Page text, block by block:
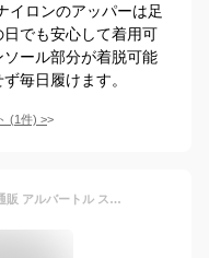
イロンのアッパーは足
でも安心して着用可
ール部分が着脱可能
毎日履けます。
(1件) >
スノーシューズ メンズ レディース 通販 アルバートル スノーブーツ ブラック 防寒靴 女性用 男性用 保温 ブーツ ショートブーツ 完全防水 軽量 アウトドアブーツ 防水 撥水 グレンチェック インディゴ ブランド albatre 約 23cm 24cm 25cm 約 26cm 27cm 28cm WP1800